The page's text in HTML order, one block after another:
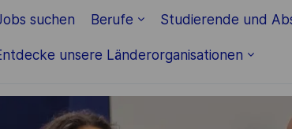
suchen Berufe Studierende und
unsere Länderorganisationen